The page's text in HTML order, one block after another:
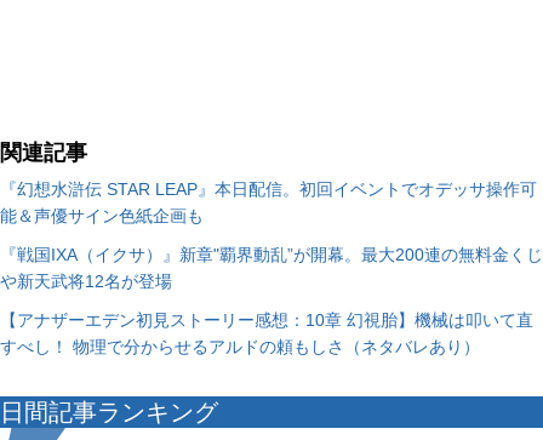
関連記事
『幻想水滸伝 STAR LEAP』本日配信。初回イベントでオデッサ操作可
能＆声優サイン色紙企画も
『戦国IXA（イクサ）』新章"覇界動乱”が開幕。最大200連の無料金くじ
や新天武将12名が登場
【アナザーエデン初見ストーリー感想：10章 幻視胎】機械は叩いて直
すべし！ 物理で分からせるアルドの頼もしさ（ネタバレあり）
日間記事ランキング